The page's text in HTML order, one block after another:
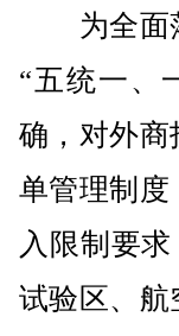
为全面落
“五统一、
确，对外商
单管理制度
入限制要
试验区、航